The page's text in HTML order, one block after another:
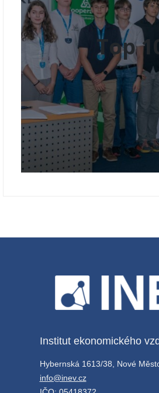
Top
Institut ekonomického
Hybernská 1613/38, Nové
info@inev.cz